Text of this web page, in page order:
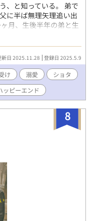
、と知っている。 弟で
に半ば無理矢理追い出
月、生後半年の弟と生
者は一人だけ居たが、
ま弟共々死んでしまう
れる手があった。 その
心を抱くのに時間は掛
イアンはミハルドを避
とな」と言われ── 過
ーンには★で区別して
(四部連載中)のスピン
×幼少期ミハルドの★
ご注意ください 単体で
とよりお楽しみいただ
新日 2025.11.28 登録日 2025.5.9
け 溺愛
ショタ
ッピーエンド
8